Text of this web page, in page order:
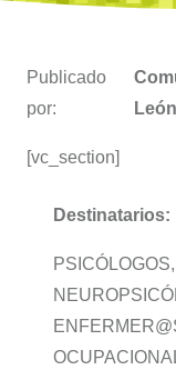
Publicado
por:
León
[vc_section]
Destinatarios: